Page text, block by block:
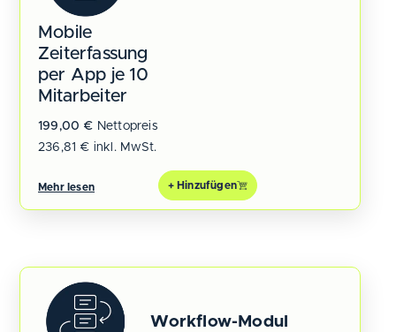
Mobile
Zeiterfassung
per App je 10
Mitarbeiter
199,00 € Nettopreis
236,81 € inkl. MwSt.
Mehr lesen + Hinzufügen
Workflow-Modul